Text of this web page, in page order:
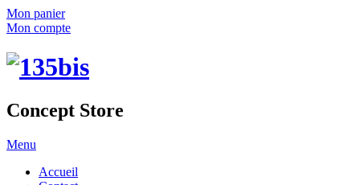
Mon panier
Mon compte
Concept Store
Menu
Accueil